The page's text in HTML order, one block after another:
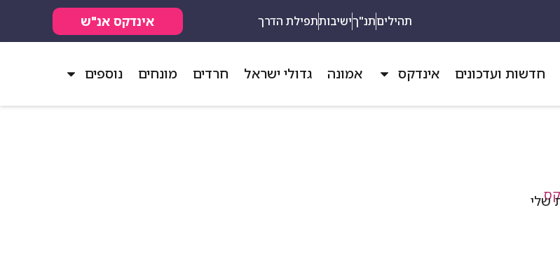
תהיליםתנ"ךישיבותתפילת הדרך אינדקס אנ"ש
חדשות ועדכונים אינדקס אמונה גדולי ישראל חרדים מונחים נוספים